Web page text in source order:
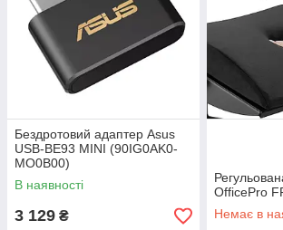
Бездротовий адаптер Asus
USB-BE93 MINI (90IG0AK0-
MO0B00)
В наявності
3 129 ₴
OfficePro
Немає в